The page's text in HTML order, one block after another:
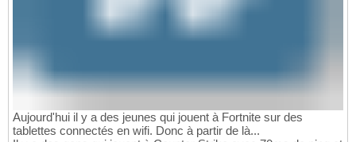
Aujourd'hui il y a des jeunes qui jouent à Fortnite sur des
tablettes connectés en wifi. Donc à partir de là...